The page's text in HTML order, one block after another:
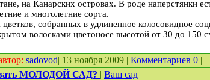
на Канарских островах. В роде наперстянки
и многолетние сорта.
собранных в удлиненное колосовидное
волосками цветоносе высотой от 30 до 150
sadovod| 13 ноября 2009 | Комментариев 0 |
МОЛОДОЙ САД? | Ваш сад |